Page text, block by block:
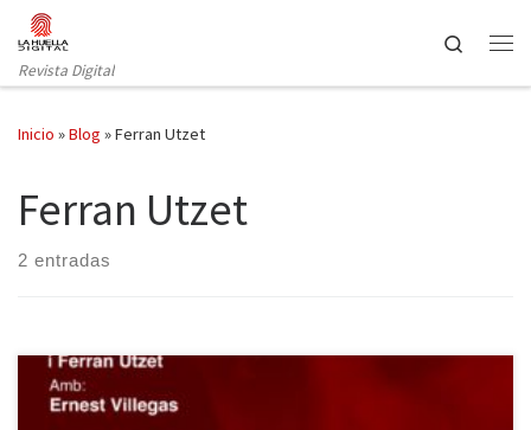
Saltar al contenido
Revista Digital
Search
Inicio »Blog »Ferran Utzet
Ferran Utzet
2 entradas